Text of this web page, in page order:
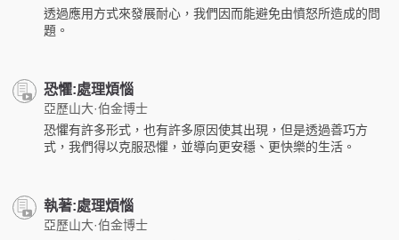
透過應用方式來發展耐心，我們因而能避免由憤怒所造成的問
題。
恐懼:處理煩惱
亞歷山大·伯金博士
恐懼有許多形式，也有許多原因使其出現，但是透過善巧方
式，我們得以克服恐懼，並導向更安穩、更快樂的生活。
執著:處理煩惱
亞歷山大·伯金博士